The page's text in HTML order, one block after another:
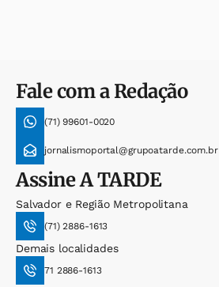
Fale com a Redação
(71) 99601-0020
jornalismoportal@grupoatarde.com.br
AssineA TARDE
Salvador e Região Metropolitana
(71) 2886-1613
Demais localidades
71 2886-1613